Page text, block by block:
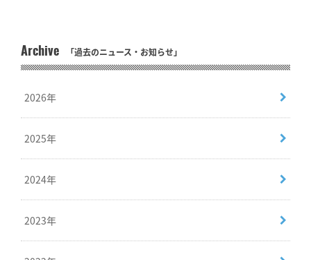
Archive 「過去のニュース・お知らせ」
2026年
2025年
2024年
2023年